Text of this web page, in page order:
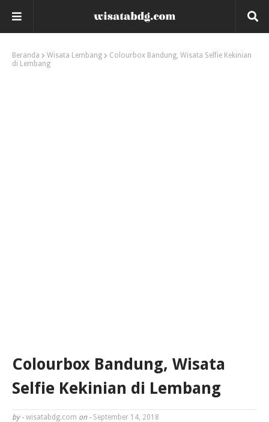
Beranda Wisata Lembang
Colourbox Bandung, Wisata Selfie Kekinian
di Lembang
Colourbox Bandung, Wisata
Selfie Kekinian di Lembang
by - wisatabdg.com on - September 14, 2018